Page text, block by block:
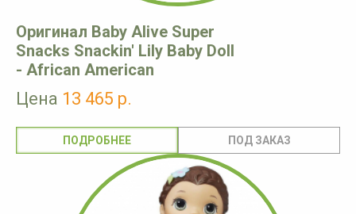
Оригинал Baby Alive Super
Snacks Snackin' Lily Baby Doll
- African American
Цена 13 465 р.
ПОДРОБНЕЕ